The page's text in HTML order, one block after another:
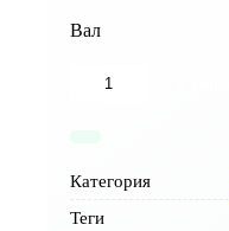
Вал
Количество
товара
Категория
Теги